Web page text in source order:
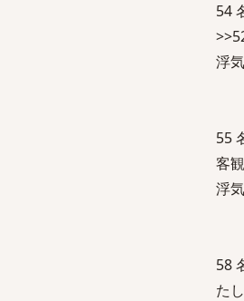
54
浮
55
客
浮
58
た